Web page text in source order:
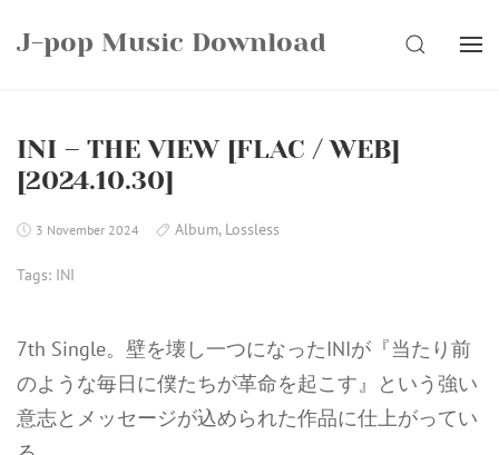
J-pop Music Download SEARCH
INI – THE VIEW [FLAC / WEB]
[2024.10.30]
3 November 2024 Album, Lossless
Tags: INI
7th Single。壁を壊し一つになったINIが『当たり前
のような毎日に僕たちが革命を起こす』という強い
意志とメッセージが込められた作品に仕上がってい